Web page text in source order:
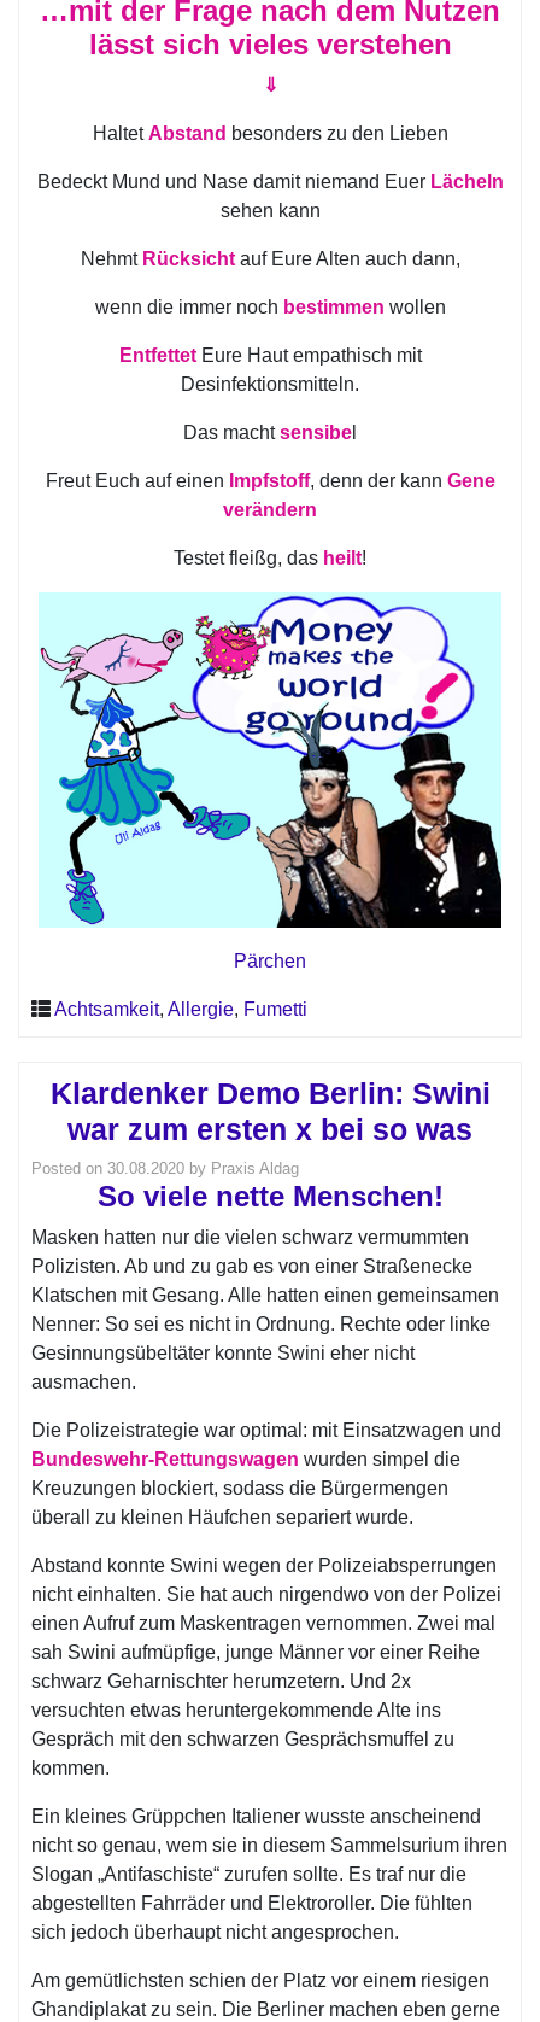
…mit der Frage nach dem Nutzen
lässt sich vieles verstehen
⇓
HaltetAbstand besonders zu den Lieben
Bedeckt Mund und Nase damit niemand Euer Lächeln
sehen kann
NehmtRücksichtauf Eure Alten auch dann,
wenn die immer noch bestimmen wollen
EntfettetEure Haut empathisch mit
Desinfektionsmitteln.
Das machtsensibe
Freut Euch auf einen Impfstoff, denn der kann Gene
verändern
Testet fleißg, das heilt!
Pärchen
Achtsamkeit, Allergie, Fumetti
Klardenker Demo Berlin: Swini
war zum ersten x bei so was
Posted on 30.08.2020 by Praxis Aldag
So viele nette Menschen!
Masken hatten nur die vielen schwarz vermummten
Polizisten. Ab und zu gab es von einer Straßenecke
Klatschen mit Gesang. Alle hatten einen gemeinsamen
Nenner: So sei es nicht in Ordnung. Rechte oder linke
Gesinnungsübeltäter konnte Swini eher nicht
ausmachen.
Die Polizeistrategie war optimal: mit Einsatzwagen und
Bundeswehr-Rettungswagen wurden simpel die
Kreuzungen blockiert, sodass die Bürgermengen
überall zu kleinen Häufchen separiert wurde.
Abstand konnte Swini wegen der Polizeiabsperrungen
nicht einhalten. Sie hat auch nirgendwo von der Polizei
einen Aufruf zum Maskentragen vernommen. Zwei mal
sah Swini aufmüpfige, junge Männer vor einer Reihe
schwarz Geharnischter herumzetern. Und 2x
versuchten etwas heruntergekommende Alte ins
Gespräch mit den schwarzen Gesprächsmuffel zu
kommen.
Ein kleines Grüppchen Italiener wusste anscheinend
nicht so genau, wem sie in diesem Sammelsurium ihren
Slogan „Antifaschiste“ zurufen sollte. Es traf nur die
abgestellten Fahrräder und Elektroroller. Die fühlten
sich jedoch überhaupt nicht angesprochen.
Am gemütlichsten schien der Platz vor einem riesigen
Ghandiplakat zu sein. Die Berliner machen eben gerne